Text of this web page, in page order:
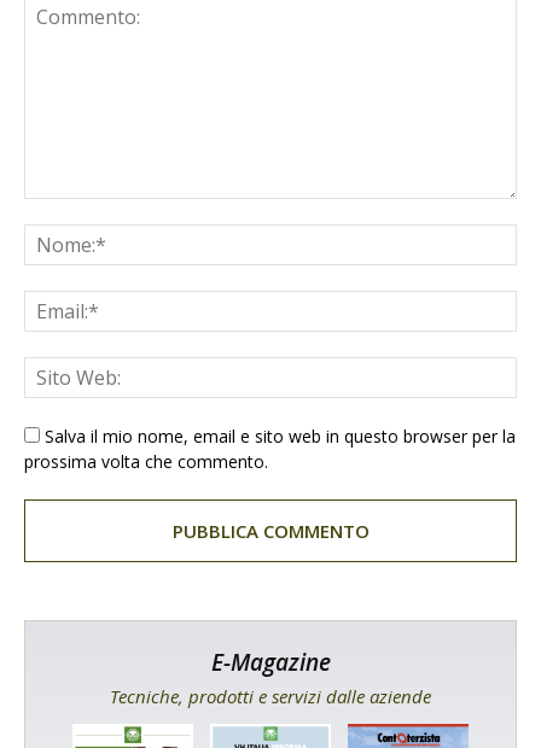
Salva il mio nome, email e sito web in questo browser per la
prossima volta che commento.
E-Magazine
Tecniche, prodotti e servizi dalle aziende